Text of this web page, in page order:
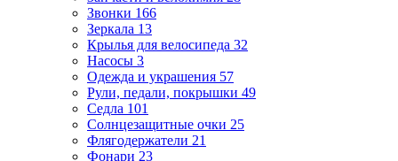
Звонки 166
Зеркала 13
Крылья для велосипеда 32
Насосы 3
Одежда и украшения 57
Рули, педали, покрышки 49
Седла 101
Солнцезащитные очки 25
Флягодержатели 21
Фонари 23